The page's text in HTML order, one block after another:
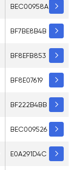
BEC00958A
BF7BE8B4B
BF8EFB853
BF8E07619
BF222B4BB
BEC009526
E0A291D4C